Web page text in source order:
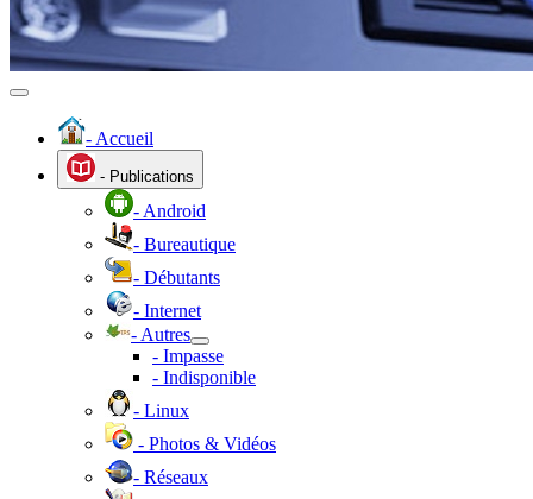
- Accueil
- Publications
- Android
- Bureautique
- Débutants
- Internet
- Autres
- Impasse
- Indisponible
- Linux
- Photos & Vidéos
- Réseaux